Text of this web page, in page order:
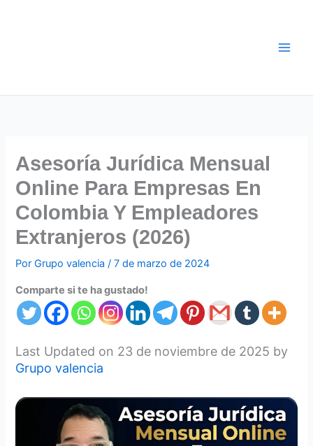
Asesoría Jurídica Mensual
Online Para Empresas En
Colombia Y Empleadores
Extranjeros (2026)
PorGrupo valencia/7 de marzo de 2024
Comparte si te ha gustado!
Last Updated on 23 de noviembre de 2025 by
Grupo valencia